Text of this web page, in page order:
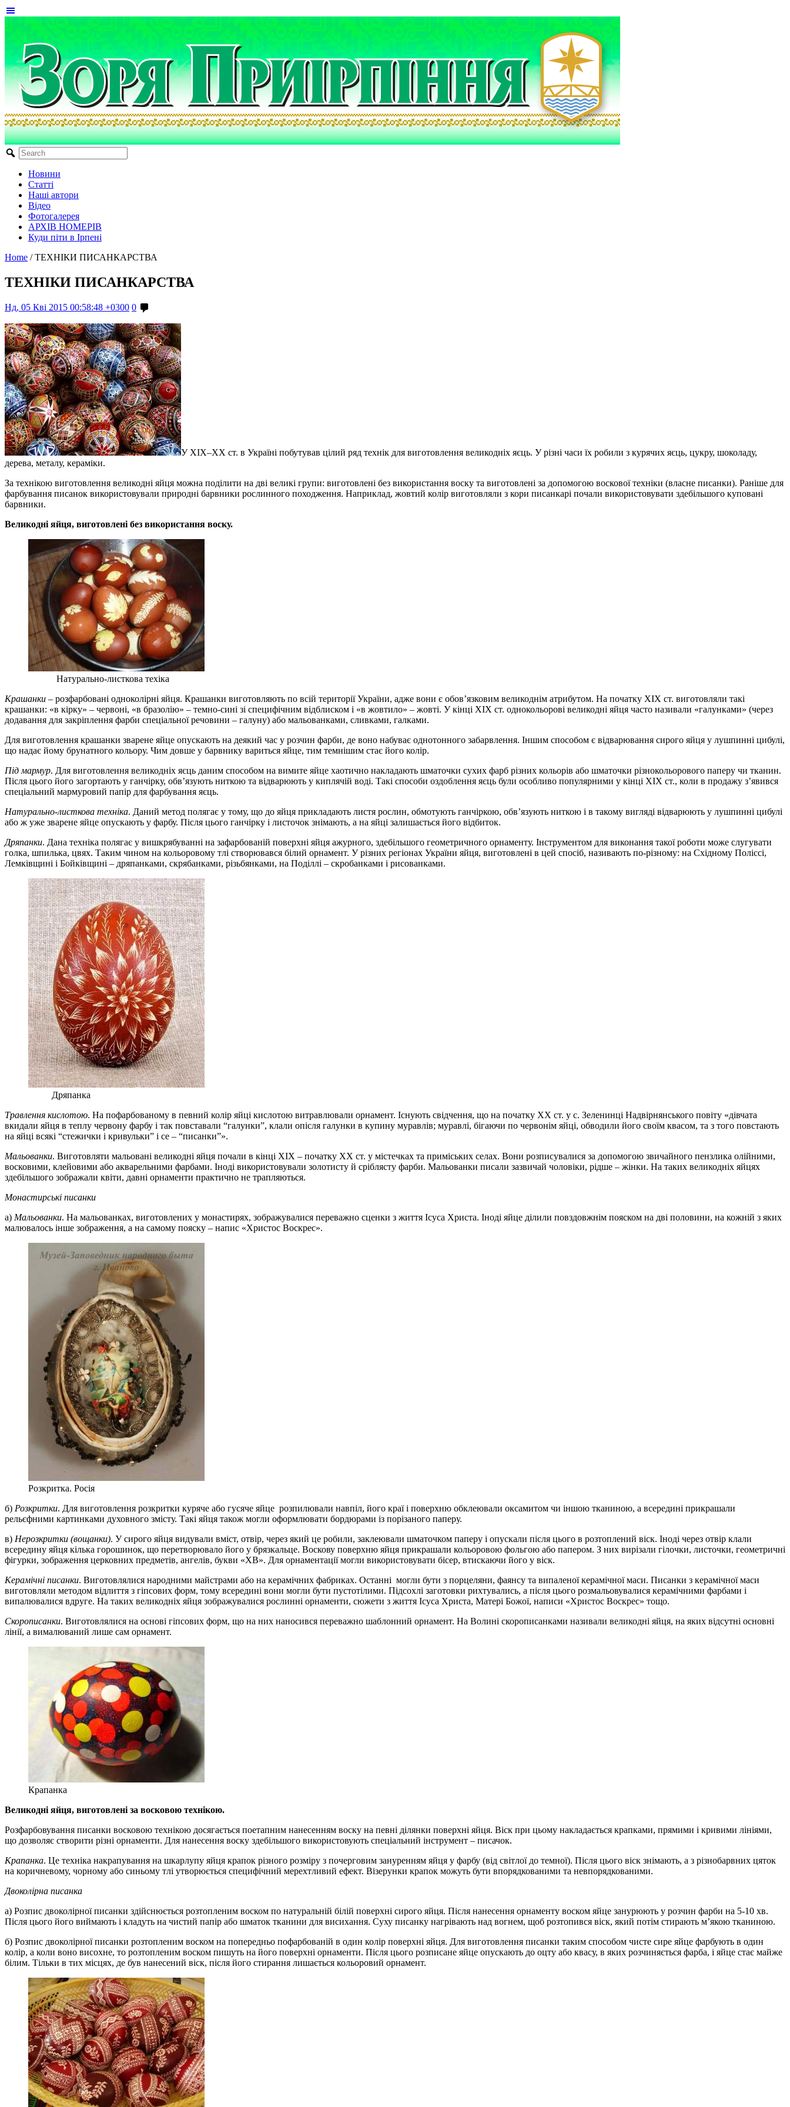
Новини
Статті
Наші автори
Відео
Фотогалерея
АРХІВ НОМЕРІВ
Куди піти в Ірпені
Home / ТЕХНІКИ ПИСАНКАРСТВА
ТЕХНІКИ ПИСАНКАРСТВА
Нд, 05 Кві 2015 00:58:48 +0300 0
У ХІХ–ХХ ст. в Україні побутував цілий ряд технік для виготовлення великодніх яєць. У різні часи їх робили з курячих яєць, цукру, шоколаду,
дерева, металу, кераміки.
За технікою виготовлення великодні яйця можна поділити на дві великі групи: виготовлені без використання воску та виготовлені за допомогою воскової техніки (власне писанки). Раніше для
фарбування писанок використовували природні барвники рослинного походження. Наприклад, жовтий колір виготовляли з кори писанкарі почали використовувати здебільшого куповані
барвники.
Великодні яйця, виготовлені без використання воску.
Натурально-листкова техіка
Крашанки – розфарбовані одноколірні яйця. Крашанки виготовляють по всій території України, адже вони є обов’язковим великоднім атрибутом. На початку ХІХ ст. виготовляли такі
крашанки: «в кірку» – червоні, «в бразолію» – темно-сині зі специфічним відблиском і «в жовтило» – жовті. У кінці ХІХ ст. однокольорові великодні яйця часто називали «галунками» (через
додавання для закріплення фарби спеціальної речовини – галуну) або мальованками, сливками, галками.
Для виготовлення крашанки зварене яйце опускають на деякий час у розчин фарби, де воно набуває однотонного забарвлення. Іншим способом є відварювання сирого яйця у лушпинні цибулі,
що надає йому брунатного кольору. Чим довше у барвнику вариться яйце, тим темнішим стає його колір.
Під мармур. Для виготовлення великодніх яєць даним способом на вимите яйце хаотично накладають шматочки сухих фарб різних кольорів або шматочки різнокольорового паперу чи тканин.
Після цього його загортають у ганчірку, обв’язують ниткою та відварюють у киплячій воді. Такі способи оздоблення яєць були особливо популярними у кінці ХІХ ст., коли в продажу з’явився
спеціальний мармуровий папір для фарбування яєць.
Натурально-листкова техніка. Даний метод полягає у тому, що до яйця прикладають листя рослин, обмотують ганчіркою, обв’язують ниткою і в такому вигляді відварюють у лушпинні цибулі
або ж уже зварене яйце опускають у фарбу. Після цього ганчірку і листочок знімають, а на яйці залишається його відбиток.
Дряпанки. Дана техніка полягає у вишкрябуванні на зафарбованій поверхні яйця ажурного, здебільшого геометричного орнаменту. Інструментом для виконання такої роботи може слугувати
голка, шпилька, цвях. Таким чином на кольоровому тлі створювався білий орнамент. У різних регіонах України яйця, виготовлені в цей спосіб, називають по-різному: на Східному Поліссі,
Лемківщині і Бойківщині – дряпанками, скрябанками, різьбянками, на Поділлі – скробанками і рисованками.
Дряпанка
Травлення кислотою. На пофарбованому в певний колір яйці кислотою витравлювали орнамент. Існують свідчення, що на початку ХХ ст. у с. Зеленинці Надвірнянського повіту «дівчата
вкидали яйця в теплу червону фарбу і так повставали “галунки”, клали опісля галунки в купину муравлів; муравлі, бігаючи по червонім яйці, обводили його своїм квасом, та з того повстають
на яйці всякі “стежички і кривульки” і се – “писанки”».
Мальованки. Виготовляти мальовані великодні яйця почали в кінці ХІХ – початку ХХ ст. у містечках та приміських селах. Вони розписувалися за допомогою звичайного пензлика олійними,
восковими, клейовими або акварельними фарбами. Іноді використовували золотисту й сріблясту фарби. Мальованки писали зазвичай чоловіки, рідше – жінки. На таких великодніх яйцях
здебільшого зображали квіти, давні орнаменти практично не трапляються.
Монастирські писанки
а) Мальованки. На мальованках, виготовлених у монастирях, зображувалися переважно сценки з життя Ісуса Христа. Іноді яйце ділили повздовжнім пояском на дві половини, на кожній з яких
малювалось інше зображення, а на самому пояску – напис «Христос Воскрес».
Розкритка. Росія
б) Розкритки. Для виготовлення розкритки куряче або гусяче яйце розпилювали навпіл, його краї і поверхню обклеювали оксамитом чи іншою тканиною, а всередині прикрашали
рельєфними картинками духовного змісту. Такі яйця також могли оформлювати бордюрами із порізаного паперу.
в) Нерозкритки (вощанки). У сирого яйця видували вміст, отвір, через який це робили, заклеювали шматочком паперу і опускали після цього в розтоплений віск. Іноді через отвір клали
всередину яйця кілька горошинок, що перетворювало його у брязкальце. Воскову поверхню яйця прикрашали кольоровою фольгою або папером. З них вирізали гілочки, листочки, геометричні
фігурки, зображення церковних предметів, ангелів, букви «ХВ». Для орнаментації могли використовувати бісер, втискаючи його у віск.
Керамічні писанки. Виготовлялися народними майстрами або на керамічних фабриках. Останні могли бути з порцеляни, фаянсу та випаленої керамічної маси. Писанки з керамічної маси
виготовляли методом відлиття з гіпсових форм, тому всередині вони могли бути пустотілими. Підсохлі заготовки рихтувались, а після цього розмальовувалися керамічними фарбами і
випалювалися вдруге. На таких великодніх яйця зображувалися рослинні орнаменти, сюжети з життя Ісуса Христа, Матері Божої, написи «Христос Воскрес» тощо.
Скорописанки. Виготовлялися на основі гіпсових форм, що на них наносився переважно шаблонний орнамент. На Волині скорописанками називали великодні яйця, на яких відсутні основні
лінії, а вималюваний лише сам орнамент.
Крапанка
Великодні яйця, виготовлені за восковою технікою.
Розфарбовування писанки восковою технікою досягається поетапним нанесенням воску на певні ділянки поверхні яйця. Віск при цьому накладається крапками, прямими і кривими лініями,
що дозволяє створити різні орнаменти. Для нанесення воску здебільшого використовують спеціальний інструмент – писачок.
Крапанка. Це техніка накрапування на шкарлупу яйця крапок різного розміру з почерговим зануренням яйця у фарбу (від світлої до темної). Після цього віск знімають, а з різнобарвних цяток
на коричневому, чорному або синьому тлі утворюється специфічний мерехтливий ефект. Візерунки крапок можуть бути впорядкованими та невпорядкованими.
Двоколірна писанка
а) Розпис двоколірної писанки здійснюється розтопленим воском по натуральній білій поверхні сирого яйця. Після нанесення орнаменту воском яйце занурюють у розчин фарби на 5-10 хв.
Після цього його виймають і кладуть на чистий папір або шматок тканини для висихання. Суху писанку нагрівають над вогнем, щоб розтопився віск, який потім стирають м’якою тканиною.
б) Розпис двоколірної писанки розтопленим воском на попередньо пофарбованій в один колір поверхні яйця. Для виготовлення писанки таким способом чисте сире яйце фарбують в один
колір, а коли воно висохне, то розтопленим воском пишуть на його поверхні орнаменти. Після цього розписане яйце опускають до оцту або квасу, в яких розчиняється фарба, і яйце стає майже
білим. Тільки в тих місцях, де був нанесений віск, після його стирання лишається кольоровий орнамент.